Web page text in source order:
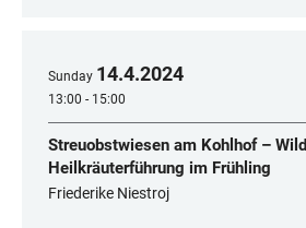
Sunday 14.4.2024
13:00 - 15:00
Streuobstwiesen am Kohlhof –
Heilkräuterführung im Frühling
Friederike Niestroj